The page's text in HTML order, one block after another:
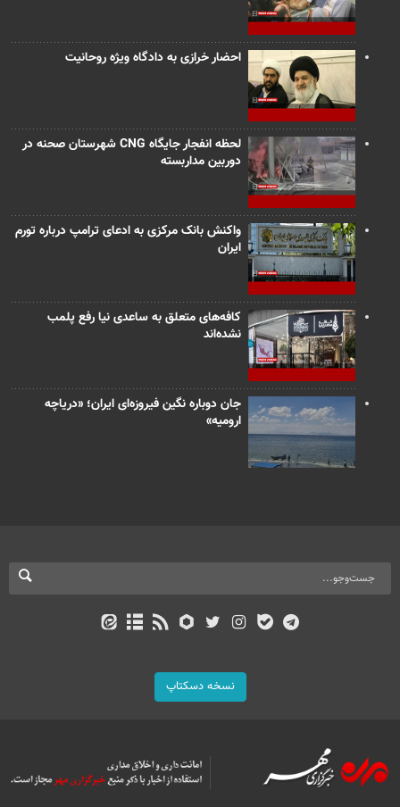
احضار خرازی به دادگاه ویژه روحانیت
لحظه انفجار جایگاه CNG شهرستان صحنه در
دوربین مداربسته
واکنش بانک مرکزی به ادعای ترامپ درباره تورم
ایران
کافه‌های متعلق به ساعدی نیا رفع پلمب
نشده‌اند
جان دوباره نگین فیروزه‌ای ایران؛ «دریاچه
ارومیه»
نسخه دسکتاپ